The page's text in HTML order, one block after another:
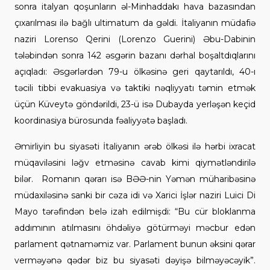
sonra italyan qoşunların əl-Minhaddakı hava bazasından
çıxarılması ilə bağlı ultimatum da gəldi. İtaliyanın müdafiə
naziri Lorenso Qerini (Lorenzo Guerini) Əbu-Dabinin
tələbindən sonra 142 əsgərin bazanı dərhal boşaltdıqlarını
açıqladı: Əsgərlərdən 79-u ölkəsinə geri qaytarıldı, 40-ı
təcili tibbi evakuasiya və taktiki nəqliyyatı təmin etmək
üçün Küveytə göndərildi, 23-ü isə Dubayda yerləşən keçid
koordinasiya bürosunda fəaliyyətə başladı.
Əmirliyin bu siyasəti İtaliyanın ərəb ölkəsi ilə hərbi ixracat
müqaviləsini ləğv etməsinə cavab kimi qiymətləndirilə
bilər. Romanın qərarı isə BƏƏ-nin Yəmən müharibəsinə
müdaxiləsinə sanki bir cəza idi və Xarici İşlər naziri Luici Di
Mayo tərəfindən belə izah edilmişdi: “Bu cür bloklanma
addımının atılmasını öhdəliyə götürməyi məcbur edən
parlament qətnaməmiz var. Parlament bunun əksini qərar
verməyənə qədər biz bu siyasəti dəyişə bilməyəcəyik”.